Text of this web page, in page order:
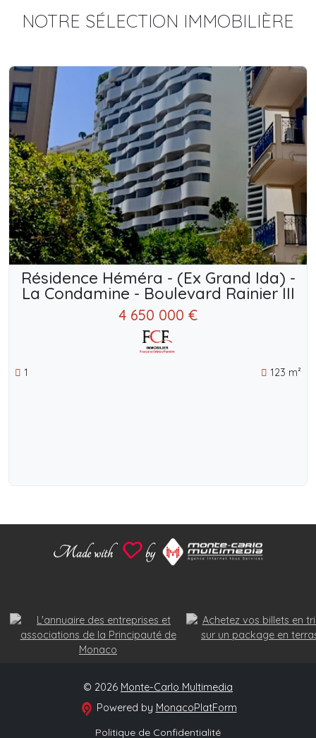
NOTRE SÉLECTION IMMOBILIÈRE
Résidence Héméra - (Ex Grand Ida) -
La Condamine - Boulevard Rainier III
4 650 000 €
1 123 m²
© 2026 Monte-Carlo Multimedia
Powered by MonacoPlatForm
Politique de Confidentialité